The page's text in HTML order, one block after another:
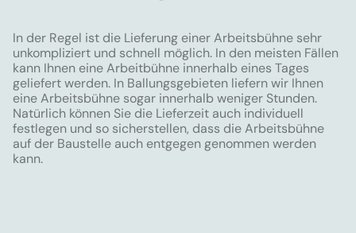
In der Regel ist die Lieferung einer Arbeitsbühne sehr
unkompliziert und schnell möglich. In den meisten Fällen
kann Ihnen eine Arbeitbühne innerhalb eines Tages
geliefert werden. In Ballungsgebieten liefern wir Ihnen
eine Arbeitsbühne sogar innerhalb weniger Stunden.
Natürlich können Sie die Lieferzeit auch individuell
festlegen und so sicherstellen, dass die Arbeitsbühne
auf der Baustelle auch entgegen genommen werden
kann.